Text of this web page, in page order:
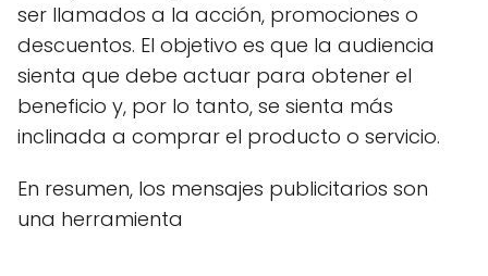
ser llamados a la acción, promociones o
descuentos. El objetivo es que la audiencia
sienta que debe actuar para obtener el
beneficio y, por lo tanto, se sienta más
inclinada a comprar el producto o servicio.
En resumen, los mensajes publicitarios son
una herramienta